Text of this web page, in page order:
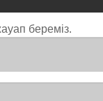
береміз.